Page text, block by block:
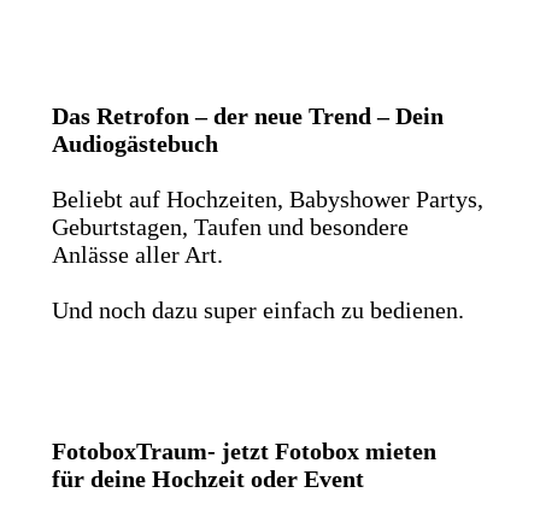
Das Retrofon – der neue Trend – Dein
Audiogästebuch
Beliebt auf Hochzeiten, Babyshower Partys,
Geburtstagen, Taufen und besondere
Anlässe aller Art.
Und noch dazu super einfach zu bedienen.
FotoboxTraum- jetzt Fotobox mieten
für deine Hochzeit oder Event